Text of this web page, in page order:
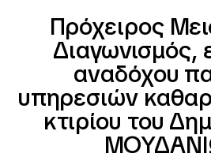
Πρόχειρος
Διαγωνισμός,
αναδόχου
υπηρεσιών
κτιρίου του